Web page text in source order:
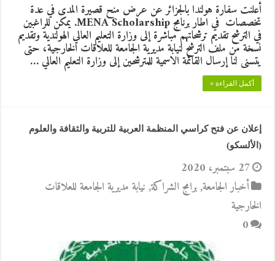
أعلنت سفارة هولندا بالجزائر عن عرض منح قصيرة المدى في عدة
تخصصات في اطار برنامج MENA Scholarship. يمكن للراغبين
في الترشح تقديم ترشحاتهم مباشرة إلى وزارة التعليم العالي الهولندية وتقديم
نسخة من ملف الترشح لنيابة مديرية الجامعة للعلاقات الخارجية، حتى
يتسنى لنا إرسال القائمة الاسمية للمترشحين إلى وزارة التعليم العالي …
أكمل القراءة »
إعلان عن فتح كراسي المنظمة العربية للتربية والثقافة والعلوم
(الألسكو)
27 سبتمبر، 2020
أخبار الجامعة,برامج الشراكة, نيابة مديرية الجامعة للعلاقات
الخارجية
0